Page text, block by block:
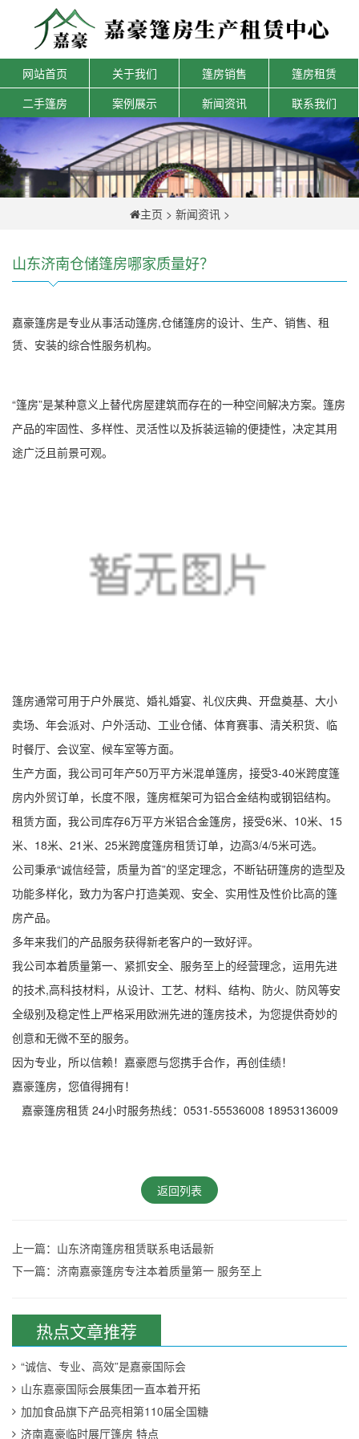
网站首页 关于我们 篷房销售
篷房租赁
二手篷房
案例展示 新闻资讯 联系我们
主页 > 新闻资讯>
山东济南仓储篷房哪家质量好？
嘉豪篷房是专业从事活动篷房,仓储篷房的设计、生产、销售、租
赁、安装的综合性服务机构。
“篷房”是某种意义上替代房屋建筑而存在的一种空间解决方案。篷房
产品的牢固性、多样性、灵活性以及拆装运输的便捷性，决定其用
途广泛且前景可观。
篷房通常可用于户外展览、婚礼婚宴、礼仪庆典、开盘奠基、大小
卖场、年会派对、户外活动、工业仓储、体育赛事、清关积货、临
时餐厅、会议室、候车室等方面。
生产方面，我公司可年产50万平方米混单篷房，接受3-40米跨度篷
房内外贸订单，长度不限，篷房框架可为铝合金结构或钢铝结构。
租赁方面，我公司库存6万平方米铝合金篷房，接受6米、10米、15
米、18米、21米、25米跨度篷房租赁订单，边高3/4/5米可选。
公司秉承“诚信经营，质量为首”的坚定理念，不断钻研篷房的造型及
功能多样化，致力为客户打造美观、安全、实用性及性价比高的篷
房产品。
多年来我们的产品服务获得新老客户的一致好评。
我公司本着质量第一、紧抓安全、服务至上的经营理念，运用先进
的技术,高科技材料，从设计、工艺、材料、结构、防火、防风等安
全级别及稳定性上严格采用欧洲先进的篷房技术，为您提供奇妙的
创意和无微不至的服务。
因为专业，所以信赖！嘉豪愿与您携手合作，再创佳绩！
嘉豪篷房，您值得拥有！
嘉豪篷房租赁 24小时服务热线：0531-55536008 18953136009
返回列表
上一篇：山东济南篷房租赁联系电话最新
下一篇：济南嘉豪篷房专注本着质量第一 服务至上
热点文章推荐
“诚信、专业、高效”是嘉豪国际会
山东嘉豪国际会展集团一直本着开拓
加加食品旗下产品亮相第110届全国糖
济南嘉豪临时展厅篷房 特点